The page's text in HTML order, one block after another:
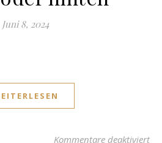
Juni 8, 2024
Kommentare deaktiviert